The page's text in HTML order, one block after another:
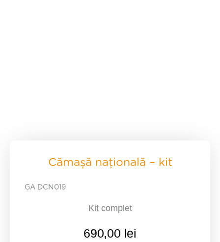
Cămașă națională – kit
GA DCN019
Kit complet
690,00 lei